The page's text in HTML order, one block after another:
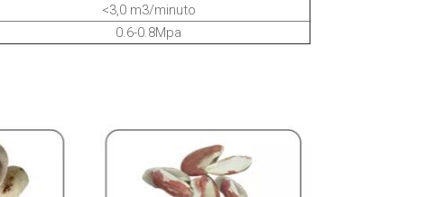
<3,0 m3/minuto
0.6-0.8Mpa